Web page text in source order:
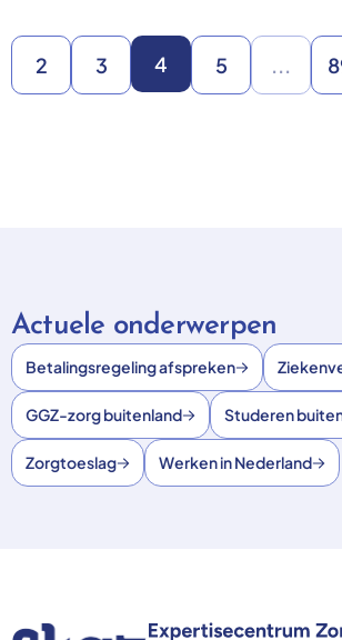
2 3 4 5 ...
Actuele onderwerpen
Betalingsregeling afspreken
GGZ-zorg buitenland Studeren
Zorgtoeslag Werken in Nederland